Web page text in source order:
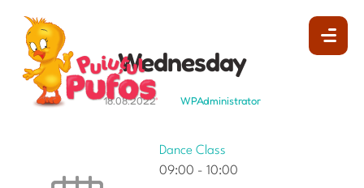
Wednesday
18.08.2022 WPAdministrator
Dance Class
09:00 - 10:00